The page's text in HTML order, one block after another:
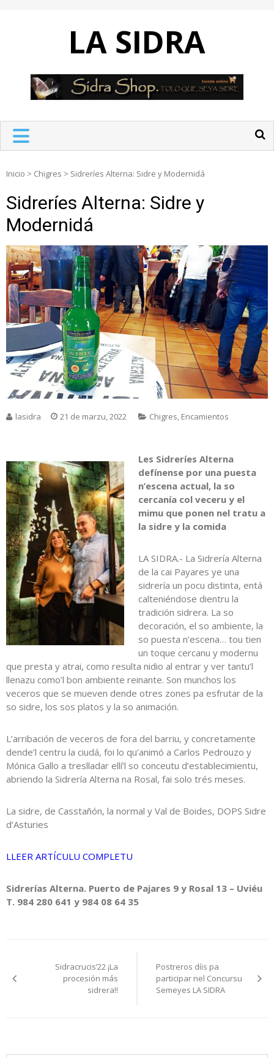
LA SIDRA
Inicio > Chigres > Sidreríes Alterna: Sidre y Modernidá
Sidreríes Alterna: Sidre y
Modernidá
lasidra 21 de marzu, 2022 Chigres, Encamientos
Les Sidreríes Alterna
defínense por una puesta
n’escena actual, la so
cercanía col veceru y el
mimu que ponen nel tratu a
la sidre y la comida
LA SIDRA.- La Sidrería Alterna
de la cai Payares ye una
sidrería un pocu distinta, entá
calteniéndose dientru la
tradición sidrera. La so
decoración, el so ambiente, la
so puesta n’escena… tou tien
un toque cercanu y modernu
que presta y atrai, como resulta nidio al entrar y ver tantu’l
llenazu como’l bon ambiente reinante. Son munchos los
veceros que se mueven dende otres zones pa esfrutar de la
so sidre, los sos platos y la so animación.
L’arribación de veceros de fora del barriu, y concretamente
dende’l centru la ciudá, foi lo qu’animó a Carlos Pedrouzo y
Mónica Gallo a treslladar ellí’l so conceutu d’establecimientu,
abriendo la Sidrería Alterna na Rosal, fai solo trés meses.
La sidre, de Casstañón, la normal y Val de Boides, DOPS Sidre
d’Asturies
LLEER ARTÍCULU COMPLETU
Sidrerías Alterna. Puerto de Pajares 9 y Rosal 13 – Uviéu
T. 984 280 641 y 984 08 64 35
pelosSidracrucis’22 ¡La
procesión más
sidrera!!
Postreros díis pa
participar nel Concursu
Semeyes LA SIDRA